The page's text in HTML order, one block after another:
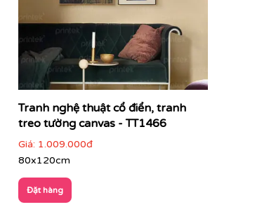
Tranh nghệ thuật cổ điển, tranh
treo tường canvas - TT1466
Giá: 1.009.000đ
80x120cm
Đặt hàng